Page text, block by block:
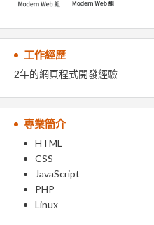
工作經歷
2年的網頁程式開發經驗
專業簡介
HTML
CSS
JavaScript
PHP
Linux